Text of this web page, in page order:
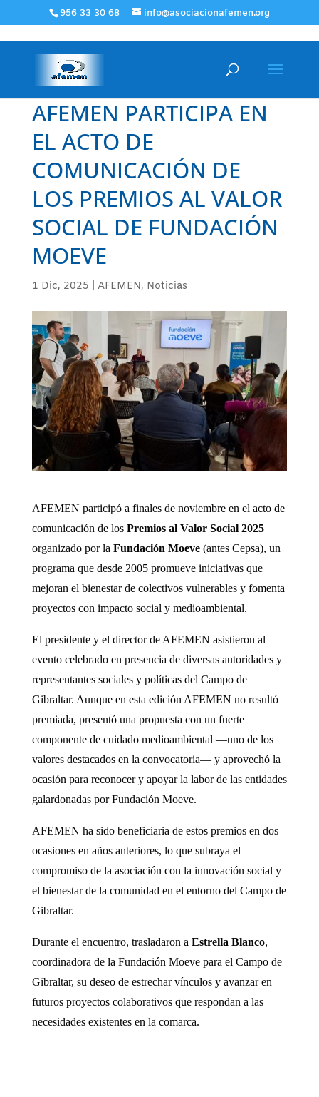
956 33 30 68 info@asociacionafemen.org
AFEMEN PARTICIPA EN
EL ACTO DE
COMUNICACIÓN DE
LOS PREMIOS AL VALOR
SOCIAL DE FUNDACIÓN
MOEVE
1 Dic, 2025 AFEMEN, Noticias
AFEMEN participó a finales de noviembre en el acto de
comunicación de los Premios al Valor Social 2025
organizado por la Fundación Moeve(antes Cepsa), un
programa que desde 2005 promueve iniciativas que
mejoran el bienestar de colectivos vulnerables y fomenta
proyectos con impacto social y medioambiental.
El presidente y el director de AFEMEN asistieron al
evento celebrado en presencia de diversas autoridades y
representantes sociales y políticas del Campo de
Gibraltar. Aunque en esta edición AFEMEN no resultó
premiada, presentó una propuesta con un fuerte
componente de cuidado medioambiental —uno de los
valores destacados en la convocatoria— y aprovechó la
ocasión para reconocer y apoyar la labor de las entidades
galardonadas por Fundación Moeve.
AFEMEN ha sido beneficiaria de estos premios en dos
ocasiones en años anteriores, lo que subraya el
compromiso de la asociación con la innovación social y
el bienestar de la comunidad en el entorno del Campo de
Gibraltar.
Durante el encuentro, trasladaron a Estrella Blanco,
coordinadora de la Fundación Moeve para el Campo de
Gibraltar, su deseo de estrechar vínculos y avanzar en
futuros proyectos colaborativos que respondan a las
necesidades existentes en la comarca.